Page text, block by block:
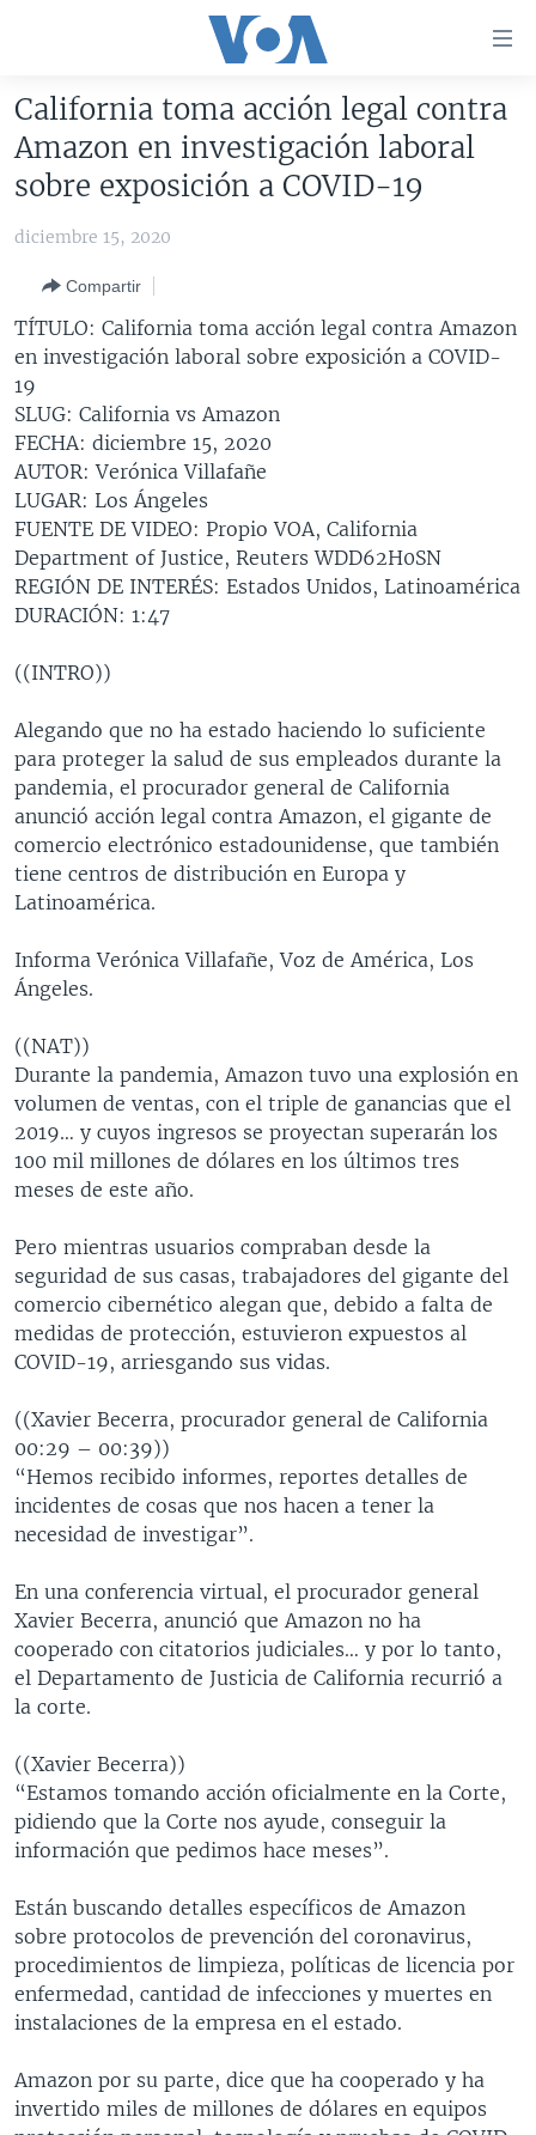
accesibilidad
al
contenido
Salte
principal
Salte
búsqueda
AMÉRICA DEL NORTE
EEUU
ELECCIONES EEUU 2024
VOA VERIFICA INMIGRACIÓN
VOA VERIFICA AMÉRICA LATINA
ARGENTINA
BOLIVIA
CHILE
PERÚ
ECUADOR
VENEZUELA
BRASIL
CHINA EN AMÉRICA LATINA
CENTROAMÉRICA
EL SALVADOR
GUATEMALA
HONDURAS
NICARAGUA
OTRAS SECCIONES
INMIGRACIÓN
LIBERTAD DE PRENSA
MUNDO
ECONOMÍA
ENTRETENIMIENTO Y CULTURA
DEPORTES
CIENCIA Y SALUD
ESPECIALES DE LA VOA
LIBERTAD DE PRENSA
UCRANIA
MULTIMEDIA
VIDEOS
AUDIOS
PROGRAMAS TV
FORO INTERAMERICANO
VISIÓN 360
LAS CLAVES
PANORAMA
AVANCE INFORMATIVO
AUDIONOTICIAS
BUENOS DÍAS AMÉRICA
ESTADOS UNIDOS AL DÍA
EL MUNDO AL DÍA [RADIO]
FORO [RADIO]
NOTA ECONÓMICA
DIRECT
DOCUMENTALES DE LA VOA
Learning English
SÍGANOS
Idiomas
California toma acción legal contra
Amazon en investigación laboral
sobre exposición a COVID-19
diciembre 15, 2020
Compartir
TÍTULO: California toma acción legal contra Amazon
en investigación laboral sobre exposición a COVID-
19
SLUG: California vs Amazon
FECHA: diciembre 15, 2020
AUTOR: Verónica Villafañe
LUGAR: Los Ángeles
FUENTE DE VIDEO: Propio VOA, California
Department of Justice, Reuters WDD62H0SN
REGIÓN DE INTERÉS: Estados Unidos, Latinoamérica
DURACIÓN: 1:47
((INTRO))
Alegando que no ha estado haciendo lo suficiente
para proteger la salud de sus empleados durante la
pandemia, el procurador general de California
anunció acción legal contra Amazon, el gigante de
comercio electrónico estadounidense, que también
tiene centros de distribución en Europa y
Latinoamérica.
Informa Verónica Villafañe, Voz de América, Los
Ángeles.
((NAT))
Durante la pandemia, Amazon tuvo una explosión en
volumen de ventas, con el triple de ganancias que el
2019… y cuyos ingresos se proyectan superarán los
100 mil millones de dólares en los últimos tres
meses de este año.
Pero mientras usuarios compraban desde la
seguridad de sus casas, trabajadores del gigante del
comercio cibernético alegan que, debido a falta de
medidas de protección, estuvieron expuestos al
COVID-19, arriesgando sus vidas.
((Xavier Becerra, procurador general de California
00:29 – 00:39))
“Hemos recibido informes, reportes detalles de
incidentes de cosas que nos hacen a tener la
necesidad de investigar”.
En una conferencia virtual, el procurador general
Xavier Becerra, anunció que Amazon no ha
cooperado con citatorios judiciales… y por lo tanto,
el Departamento de Justicia de California recurrió a
la corte.
((Xavier Becerra))
“Estamos tomando acción oficialmente en la Corte,
pidiendo que la Corte nos ayude, conseguir la
información que pedimos hace meses”.
Están buscando detalles específicos de Amazon
sobre protocolos de prevención del coronavirus,
procedimientos de limpieza, políticas de licencia por
enfermedad, cantidad de infecciones y muertes en
instalaciones de la empresa en el estado.
Amazon por su parte, dice que ha cooperado y ha
invertido miles de millones de dólares en equipos